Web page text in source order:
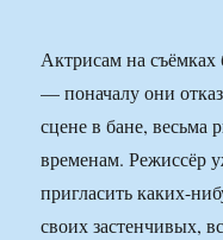
Актрисам на съёмках
— поначалу они
сцене в бане, весьма
временам. Режиссёр
пригласить каких-
своих застенчивых,